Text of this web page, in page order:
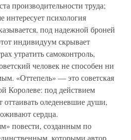
производительности труда;
интересует психология
под надежной броней
индивидуум скрывает
утратить самоконтроль,
человек не способен ни
«Оттепель» — это советская
Королеве: под действием
оттаивать оледеневшие души,
сердца.
повести, созданным по
которыми автор